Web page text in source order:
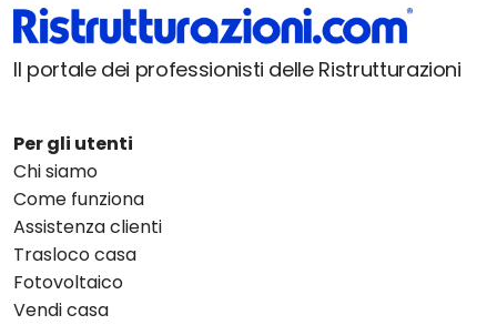
Il portale dei professionisti delle Ristrutturazioni
Per gli utenti
Chi siamo
Come funziona
Assistenza clienti
Trasloco casa
Fotovoltaico
Vendi casa